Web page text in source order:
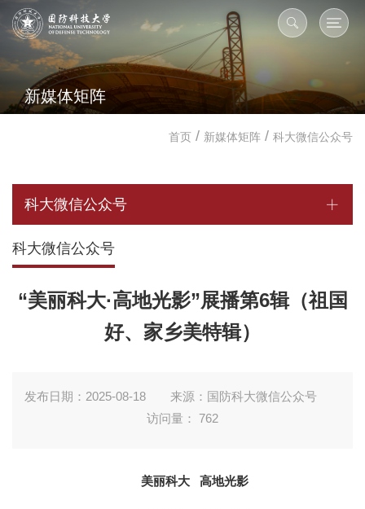
新媒体矩阵
首页 / 新媒体矩阵 / 科大微信公众号
科大微信公众号
科大微信公众号
“美丽科大·高地光影”展播第6辑（祖国
好、家乡美特辑）
发布日期：2025-08-18
来源：国防科大微信公众号
访问量： 762
美丽科大 高地光影